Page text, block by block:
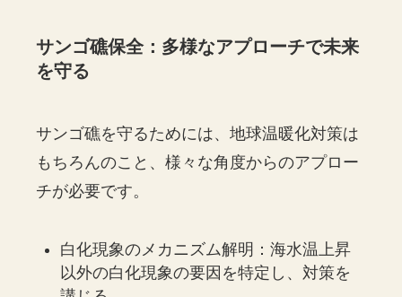
サンゴ礁保全：多様なアプローチで未来
を守る
サンゴ礁を守るためには、地球温暖化対策は
もちろんのこと、様々な角度からのアプロー
チが必要です。
白化現象のメカニズム解明：海水温上昇
以外の白化現象の要因を特定し、対策を